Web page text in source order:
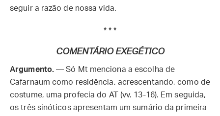
seguir a razão de nossa vida.
* * *
COMENTÁRIO EXEGÉTICO
Argumento. — Só Mt menciona a escolha de
Cafarnaum como residência, acrescentando, como de
costume, uma profecia do AT (vv. 13-16). Em seguida,
os três sinóticos apresentam um sumário da primeira